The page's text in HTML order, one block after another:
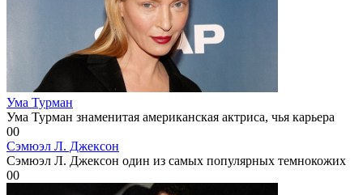
Ума Турман
Ума Турман знаменитая американская актриса, чья карьера
00
Сэмюэл Л. Джексон
Сэмюэл Л. Джексон один из самых популярных темнокожих
00